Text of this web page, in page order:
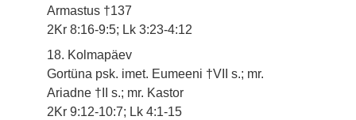
Armastus †137
2Kr 8:16-9:5; Lk 3:23-4:12
18. Kolmapäev
Gortüna psk. imet. Eumeeni †VII s.; mr.
Ariadne †II s.; mr. Kastor
2Kr 9:12-10:7; Lk 4:1-15